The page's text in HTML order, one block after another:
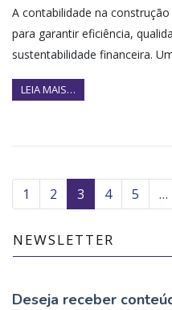
A contabilidade na
para garantir eficiência,
sustentabilidade financeira.
LEIA MAIS…
1 2 3 4 5 …
NEWSLETTER